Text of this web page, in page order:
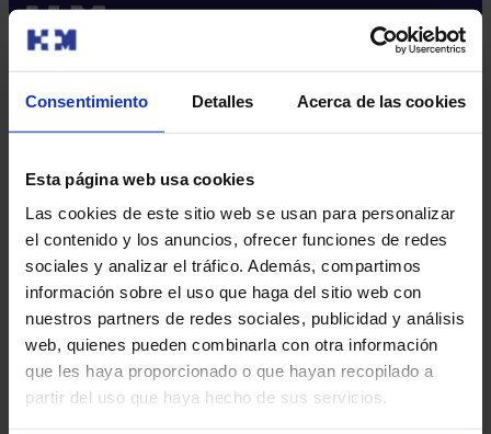
Consentimiento Detalles Acerca de las cookies
Esta página web usa cookies
Las cookies de este sitio web se usan para personalizar
el contenido y los anuncios, ofrecer funciones de redes
sociales y analizar el tráfico. Además, compartimos
información sobre el uso que haga del sitio web con
nuestros partners de redes sociales, publicidad y análisis
web, quienes pueden combinarla con otra información
que les haya proporcionado o que hayan recopilado a
partir del uso que haya hecho de sus servicios.
Excelencia y calidad​
Trabaja con nosotros​
Rincón del accionista​
Más HM Hospitales
Fundación HM​
Centro Universitario CUHMED​
Instituto HM Hospitales​